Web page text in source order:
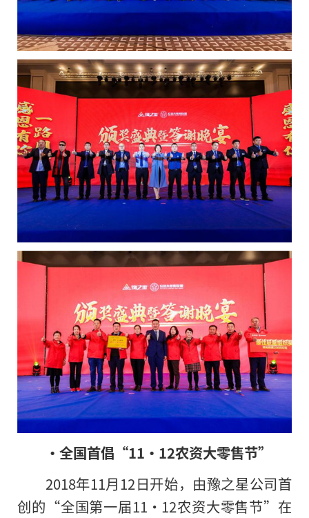
·全国首倡“11·12农资大零售节”
2018年11月12日开始，由豫之星公司首
创的“全国第一届11·12农资大零售节”在